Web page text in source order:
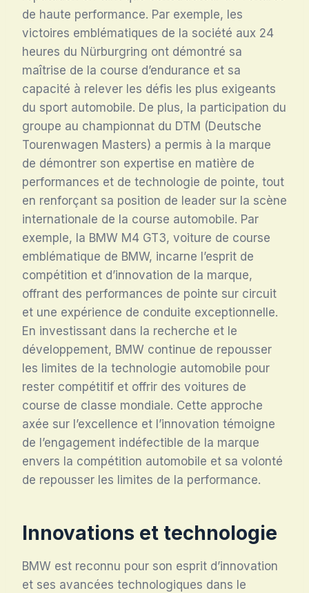
de haute performance. Par exemple, les
victoires emblématiques de la société aux 24
heures du Nürburgring ont démontré sa
maîtrise de la course d’endurance et sa
capacité à relever les défis les plus exigeants
du sport automobile. De plus, la participation du
groupe au championnat du DTM (Deutsche
Tourenwagen Masters) a permis à la marque
de démontrer son expertise en matière de
performances et de technologie de pointe, tout
en renforçant sa position de leader sur la scène
internationale de la course automobile. Par
exemple, la BMW M4 GT3, voiture de course
emblématique de BMW, incarne l’esprit de
compétition et d’innovation de la marque,
offrant des performances de pointe sur circuit
et une expérience de conduite exceptionnelle.
En investissant dans la recherche et le
développement, BMW continue de repousser
les limites de la technologie automobile pour
rester compétitif et offrir des voitures de
course de classe mondiale. Cette approche
axée sur l’excellence et l’innovation témoigne
de l’engagement indéfectible de la marque
envers la compétition automobile et sa volonté
de repousser les limites de la performance.
Innovations et technologie
BMW est reconnu pour son esprit d’innovation
et ses avancées technologiques dans le